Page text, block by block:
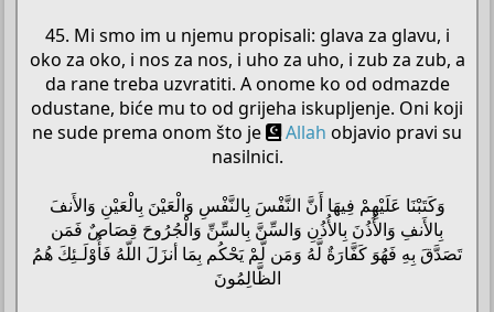
45. Mi smo im u njemu propisali: glava za glavu, i
oko za oko, i nos za nos, i uho za uho, i zub za zub, a
da rane treba uzvratiti. A onome ko od odmazde
odustane, biće mu to od grijeha iskupljenje. Oni koji
ne sude prema onom što je
Allah objavio pravi su
nasilnici.
وَكَتَبْنَا عَلَيْهِمْ فِيهَا أَنَّ النَّفْسَ بِالنَّفْسِ وَالْعَيْنَ بِالْعَيْنِ وَالأَنفَ
بِالأَنفِ وَالأُذُنَ بِالأُذُنِ وَالسِّنَّ بِالسِّنِّ وَالْجُرُوحَ قِصَاصٌ فَمَن
تَصَدَّقَ بِهِ فَهُوَ كَفَّارَةٌ لَّهُ وَمَن لَّمْ يَحْكُم بِمَا أنزَلَ اللّهُ فَأُوْلَـئِكَ هُمُ
الظَّالِمُونَ